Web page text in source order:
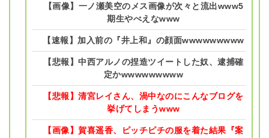
【画像】一ノ瀬美空のメス画像が次々と流出www5
期生やべえなwww
【速報】加入前の『井上和』の顔面wwwwwwwww
【悲報】中西アルノの捏造ツイートした奴、逮捕確
定かwwwwwwwww
【悲報】清宮レイさん、渦中なのにこんなブログを
挙げてしまうwww
【画像】賀喜遥香、ピッチピチの服を着た結果『案